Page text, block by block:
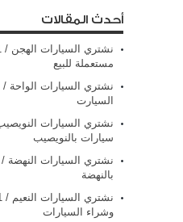
أحدث المقالات
مستعملة للبيع
السيارت
سيارات بالنويصيب
بالنهضة
وشراء السيارات